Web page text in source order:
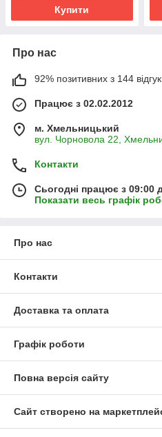
Купити
Про нас
92% позитивних з 144
Працює з 02.02.2012
м. Хмельницький
вул. Чорновола 22,
Контакти
Сьогодні працює з 09:00
Показати весь графік
Про нас
Контакти
Доставка та оплата
Графік роботи
Повна версія сайту
Сайт створено на